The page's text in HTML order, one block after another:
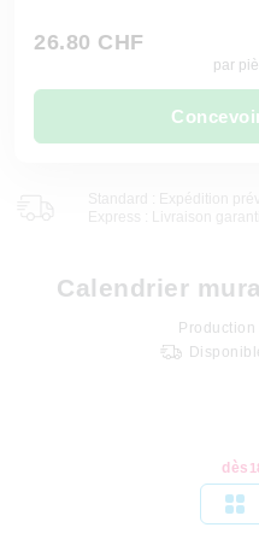
26.80 CHF
par
Express : Livraison
Calendrier
Production
dès